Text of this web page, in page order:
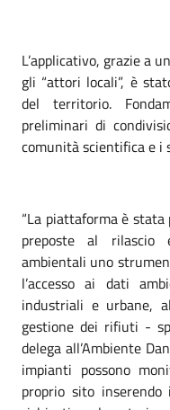
L’applicativo, grazie a
gli “attori locali”, è
del territorio.
preliminari di
comunità scientifica e
“La piattaforma è
preposte al rilascio
ambientali uno
l’accesso ai dati
industriali e urbane,
gestione dei rifiuti -
delega all’Ambiente
impianti possono
proprio sito